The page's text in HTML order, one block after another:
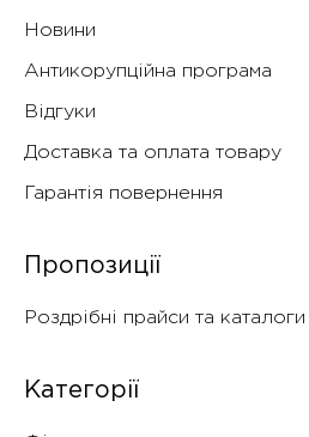
Новини
Антикорупційна програма
Відгуки
Доставка та оплата товару
Гарантія повернення
Пропозиції
Роздрібні прайси та каталоги
Категорії